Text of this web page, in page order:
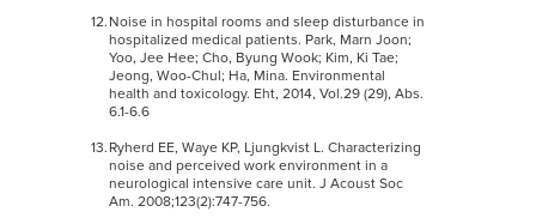
Noise in hospital rooms and sleep disturbance in
hospitalized medical patients. Park, Marn Joon;
Yoo, Jee Hee; Cho, Byung Wook; Kim, Ki Tae;
Jeong, Woo-Chul; Ha, Mina. Environmental
health and toxicology. Eht, 2014, Vol.29 (29), Abs.
6.1-6.6
Ryherd EE, Waye KP, Ljungkvist L. Characterizing
noise and perceived work environment in a
neurological intensive care unit. J Acoust Soc
Am. 2008;123(2):747-756.